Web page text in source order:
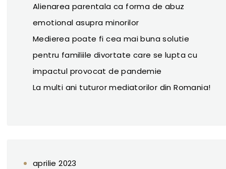
Alienarea parentala ca forma de abuz
emotional asupra minorilor
Medierea poate fi cea mai buna solutie
pentru familiile divortate care se lupta cu
impactul provocat de pandemie
La multi ani tuturor mediatorilor din Romania!
aprilie 2023